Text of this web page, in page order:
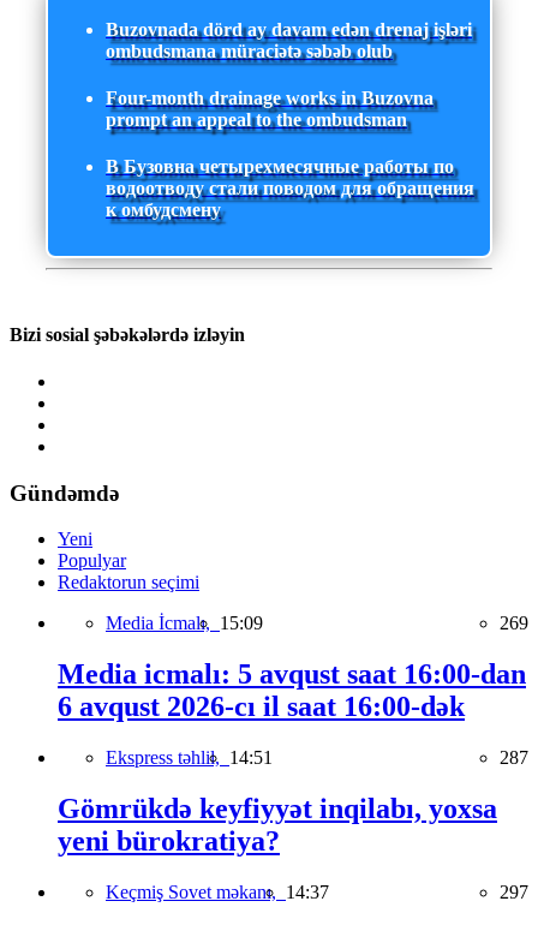
Buzovnada dörd ay davam edən drenaj işləri
ombudsmana müraciətə səbəb olub
Four-month drainage works in Buzovna
prompt an appeal to the ombudsman
В Бузовна четырехмесячные работы по
водоотводу стали поводом для обращения
к омбудсмену
Bizi sosial şəbəkələrdə izləyin
Gündəmdə
Yeni
Populyar
Redaktorun seçimi
Media İcmalı, 15:09 269
Media icmalı: 5 avqust saat 16:00-dan
6 avqust 2026-cı il saat 16:00-dək
Ekspress təhlil, 14:51 287
Gömrükdə keyfiyyət inqilabı, yoxsa
yeni bürokratiya?
Keçmiş Sovet məkanı, 14:37 297